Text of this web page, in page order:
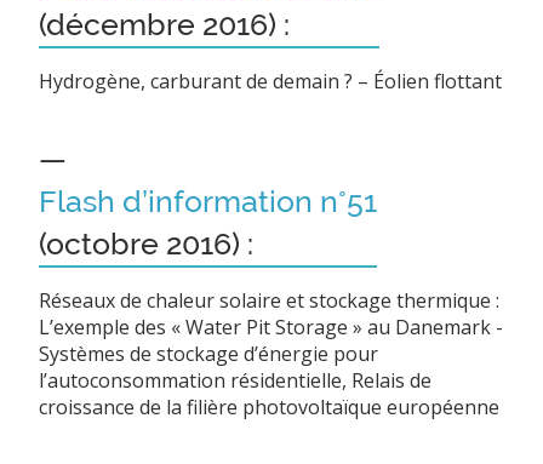
(décembre 2016) :
Hydrogène, carburant de demain ? – Éolien flottant
—
Flash d’information n°51
(octobre 2016) :
Réseaux de chaleur solaire et stockage thermique :
L’exemple des « Water Pit Storage » au Danemark -
Systèmes de stockage d’énergie pour
l’autoconsommation résidentielle, Relais de
croissance de la filière photovoltaïque européenne